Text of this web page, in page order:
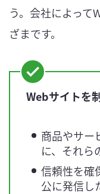
う。会社によって
ざまです。
Webサイトを
商品やサー
に、それら
信頼性を確
公に発信し